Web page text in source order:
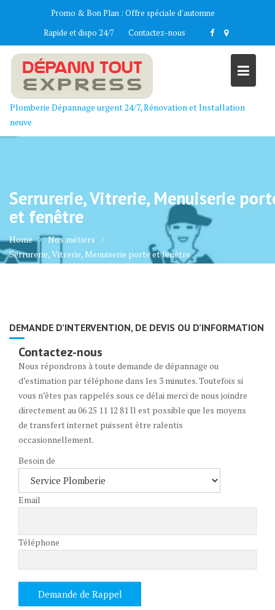
Promo & Bon Plan : Offre spéciale d'automne
Rapide et dispo 24/7
Contactez-nous
Plomberie Dépannage urgent 24/7, Rénovation et Installation
neuve
Serrurerie, Vitrerie, Menuiserie
et fenêtre
Home
Nos métiers
Serrurerie, Vitrerie, Menuiserie porte et fenêtre
DEMANDE D’INTERVENTION, DE DEVIS OU D’INFORMATION
Contactez-nous
Nous répondrons à toute demande de dépannage ou
d’estimation par téléphone dans les 3 minutes. Toutefois si
vous n’êtes pas rappelés sous ce délai merci de nous joindre
directement au 06 25 11 12 81 Il est possible que les moyens
de transfert internet puissent être ralentis
occasionnellement.
Besoin de
Email
Téléphone